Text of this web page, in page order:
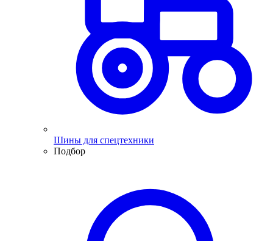
Шины для спецтехники
Подбор